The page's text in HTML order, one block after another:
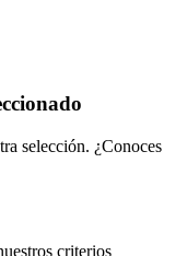
selección. ¿Conoces
criterios